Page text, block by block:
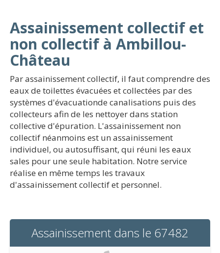
Assainissement collectif et
non collectif à Ambillou-
Château
Par assainissement collectif, il faut comprendre des
eaux de toilettes évacuées et collectées par des
systèmes d'évacuationde canalisations puis des
collecteurs afin de les nettoyer dans station
collective d'épuration. L'assainissement non
collectif néanmoins est un assainissement
individuel, ou autosuffisant, qui réuni les eaux
sales pour une seule habitation. Notre service
réalise en même temps les travaux
d'assainissement collectif et personnel.
Assainissement dans le 67482